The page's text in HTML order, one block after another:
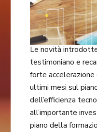
Le novità
testimoniano e
forte
ultimi mesi sul
dell’efficienza
all’importante
piano della